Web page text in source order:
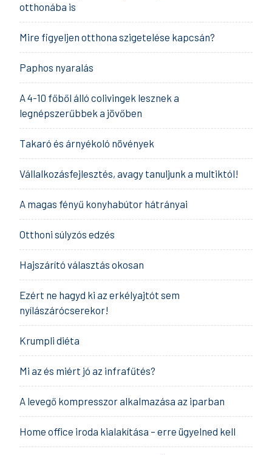
otthonába is
Mire figyeljen otthona szigetelése kapcsán?
Paphos nyaralás
A 4-10 főből álló colivingek lesznek a
legnépszerűbbek a jövőben
Takaró és árnyékoló növények
Vállalkozásfejlesztés, avagy tanuljunk a multiktól!
A magas fényű konyhabútor hátrányai
Otthoni súlyzós edzés
Hajszárító választás okosan
Ezért ne hagyd ki az erkélyajtót sem
nyílászárócserekor!
Krumpli diéta
Mi az és miért jó az infrafűtés?
A levegő kompresszor alkalmazása az iparban
Home office iroda kialakítása – erre ügyelned kell